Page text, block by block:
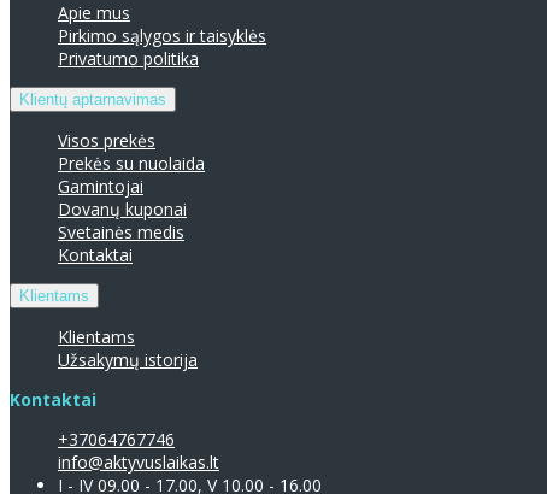
Apie mus
Pirkimo sąlygos ir taisyklės
Privatumo politika
Klientų aptarnavimas
Visos prekės
Prekės su nuolaida
Gamintojai
Dovanų kuponai
Svetainės medis
Kontaktai
Klientams
Klientams
Užsakymų istorija
Kontaktai
+37064767746
info@aktyvuslaikas.lt
I - IV 09.00 - 17.00, V 10.00 - 16.00